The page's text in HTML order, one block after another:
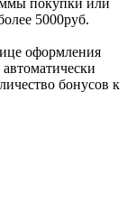
5000руб.
оформления
бонусов к